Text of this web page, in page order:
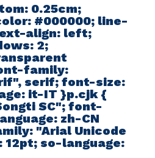
0.25cm;
#000000; line-
align: left;
2;
family:
serif; font-size:
it-IT }p.cjk {
SC"; font-
zh-CN
"Arial Unicode
so-language: